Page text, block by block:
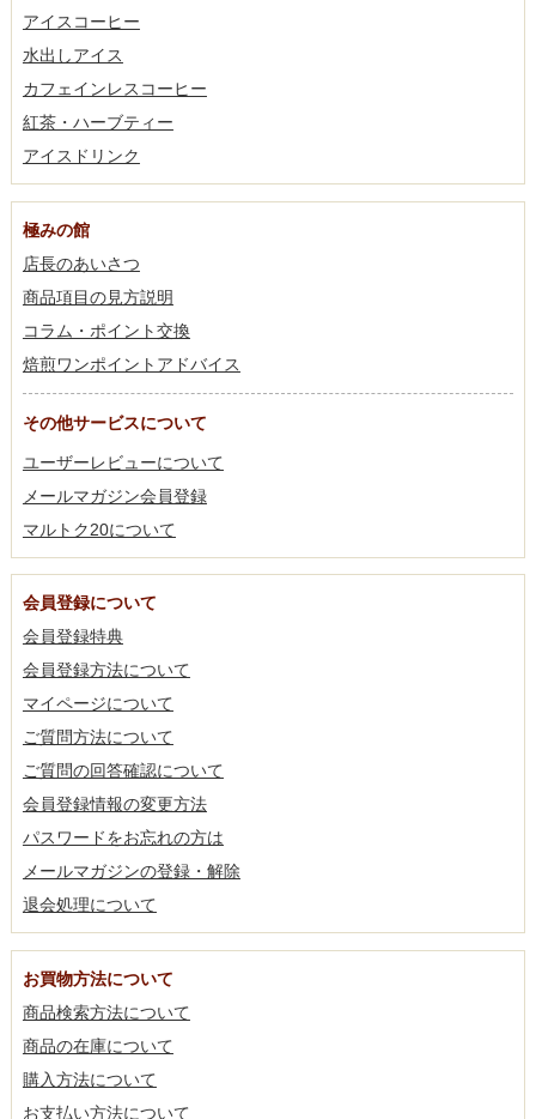
アイスコーヒー
水出しアイス
カフェインレスコーヒー
紅茶・ハーブティー
アイスドリンク
極みの館
店長のあいさつ
商品項目の見方説明
コラム・ポイント交換
焙煎ワンポイントアドバイス
その他サービスについて
ユーザーレビューについて
メールマガジン会員登録
マルトク20について
会員登録について
会員登録特典
会員登録方法について
マイページについて
ご質問方法について
ご質問の回答確認について
会員登録情報の変更方法
パスワードをお忘れの方は
メールマガジンの登録・解除
退会処理について
お買物方法について
商品検索方法について
商品の在庫について
購入方法について
お支払い方法について